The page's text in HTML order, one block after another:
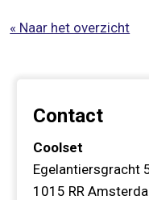
« Naar het overzicht
Contact
Coolset
Egelantiersgracht
1015 RR